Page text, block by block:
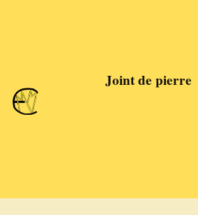
Joint de pierre